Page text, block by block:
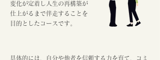
変化が定着し人生の再構築が
仕上がるまで伴走することを
目的としたコースです。
具体的には、自分や他者を信頼する力を育て、コミ